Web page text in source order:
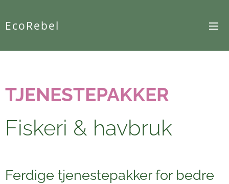
EcoRebel
TJENESTEPAKKER
Fiskeri & havbruk
Ferdige tjenestepakker for bedre